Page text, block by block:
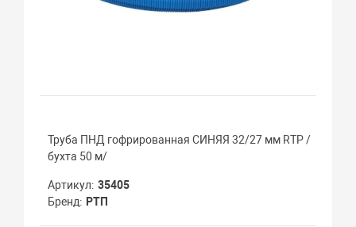
Труба ПНД гофрированная СИНЯЯ 32/27 мм RTP /
бухта 50 м/
Артикул 35405
Бренд
РТП